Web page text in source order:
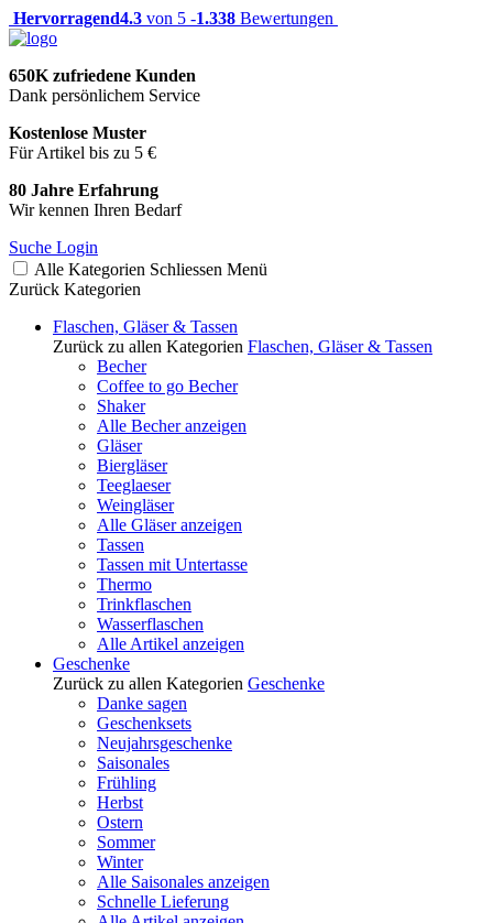
Hervorragend4.3 von 5 -1.338 Bewertungen
650K zufriedene Kunden
Dank persönlichem Service
Kostenlose Muster
Für Artikel bis zu 5 €
80 Jahre Erfahrung
Wir kennen Ihren Bedarf
Suche Login
Alle Kategorien Schliessen Menü
Zurück Kategorien
Flaschen, Gläser & Tassen
Zurück zu allen Kategorien Flaschen, Gläser & Tassen
Becher
Coffee to go Becher
Shaker
Alle Becher anzeigen
Gläser
Biergläser
Teeglaeser
Weingläser
Alle Gläser anzeigen
Tassen
Tassen mit Untertasse
Thermo
Trinkflaschen
Wasserflaschen
Alle Artikel anzeigen
Geschenke
Zurück zu allen Kategorien Geschenke
Danke sagen
Geschenksets
Neujahrsgeschenke
Saisonales
Frühling
Herbst
Ostern
Sommer
Winter
Alle Saisonales anzeigen
Schnelle Lieferung